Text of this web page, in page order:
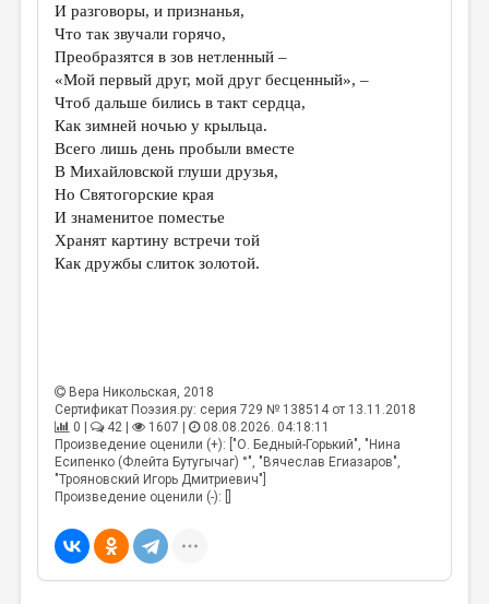
И разговоры, и признанья,
Что так звучали горячо,
Преобразятся в зов нетленный –
«Мой первый друг, мой друг бесценный», –
Чтоб дальше бились в такт сердца,
Как зимней ночью у крыльца.
Всего лишь день пробыли вместе
В Михайловской глуши друзья,
Но Святогорские края
И знаменитое поместье
Хранят картину встречи той
Как дружбы слиток золотой.
Вера Никольская , 2018
Сертификат Поэзия.ру: серия 729 № 138514 от 13.11.2018
0 |
42 | 1607 |
08.08.2026. 04:18:11
Произведение оценили (+): ["О. Бедный-Горький", "Нина
Есипенко (Флейта Бутугычаг) °", "Вячеслав Егиазаров",
"Трояновский Игорь Дмитриевич"]
Произведение оценили (-): []